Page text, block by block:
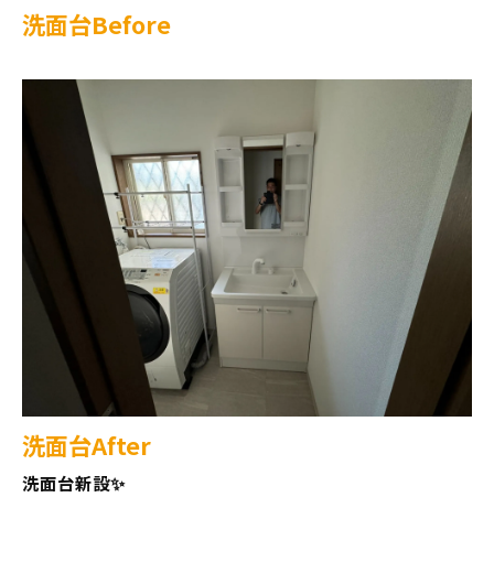
洗面台Before
洗面台After
洗面台新設✨